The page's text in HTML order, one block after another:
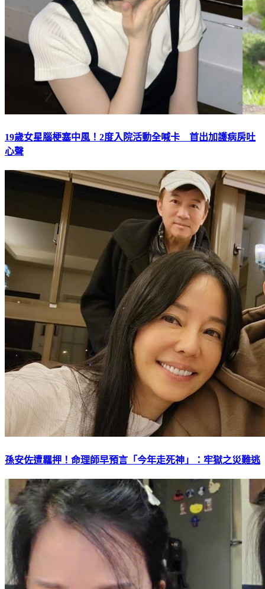
19歲女星腦梗塞中風！2度入院活動全喊卡 首出加護病房吐
心聲
孫安佐遭羈押！命理師早預言「今年走死神」：牢獄之災難逃